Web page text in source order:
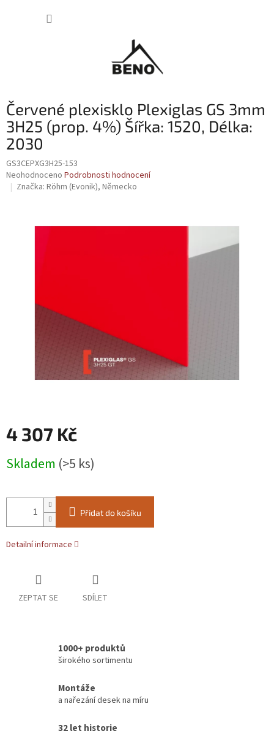
Červené plexisklo Plexiglas GS 3mm
3H25 (prop. 4%) Šířka: 1520, Délka:
2030
GS3CEPXG3H25-153
Průměrné
hodnocení
Neohodnoceno Podrobnosti hodnocení
Značka: Röhm (Evonik), Německo
4 307 Kč
cena:
Skladem (>5 ks)
Přidat do košíku
Detailní informace
ZEPTAT SE SDÍLET
1000+ produktů
širokého sortimentu
Montáže
a nařezání desek na míru
32 let historie